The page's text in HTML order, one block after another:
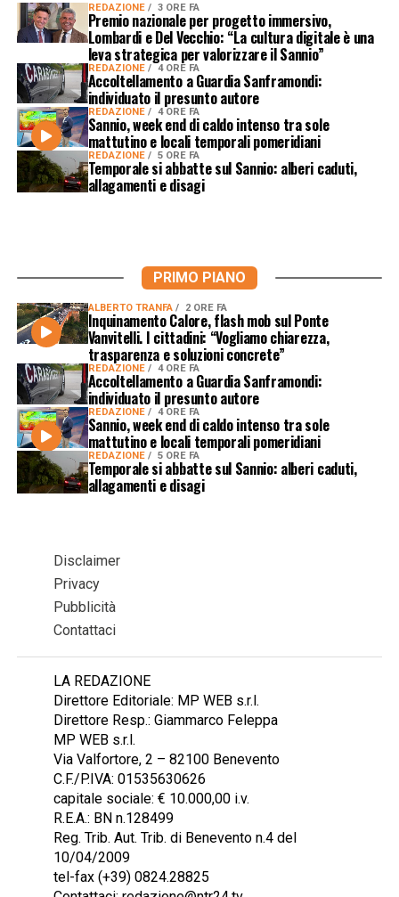
REDAZIONE 3 ORE FA
Premio nazionale per progetto immersivo,
Lombardi e Del Vecchio: “La cultura digitale è una
leva strategica per valorizzare il Sannio”
REDAZIONE 4 ORE FA
Accoltellamento a Guardia Sanframondi:
individuato il presunto autore
REDAZIONE 4 ORE FA
Sannio, week end di caldo intenso tra sole
mattutino e locali temporali pomeridiani
REDAZIONE 5 ORE FA
Temporale si abbatte sul Sannio: alberi caduti,
allagamenti e disagi
PRIMO PIANO
ALBERTO TRANFA 2 ORE FA
Inquinamento Calore, flash mob sul Ponte
Vanvitelli. I cittadini: “Vogliamo chiarezza,
trasparenza e soluzioni concrete”
REDAZIONE 4 ORE FA
Accoltellamento a Guardia Sanframondi:
individuato il presunto autore
REDAZIONE 4 ORE FA
Sannio, week end di caldo intenso tra sole
mattutino e locali temporali pomeridiani
REDAZIONE 5 ORE FA
Temporale si abbatte sul Sannio: alberi caduti,
allagamenti e disagi
Disclaimer
Privacy
Pubblicità
Contattaci
LA REDAZIONE
Direttore Editoriale: MP WEB s.r.l.
Direttore Resp.: Giammarco Feleppa
MP WEB s.r.l.
Via Valfortore, 2 – 82100 Benevento
C.F./P.IVA: 01535630626
capitale sociale: € 10.000,00 i.v.
R.E.A.: BN n.128499
Reg. Trib. Aut. Trib. di Benevento n.4 del
10/04/2009
tel-fax (+39) 0824.28825